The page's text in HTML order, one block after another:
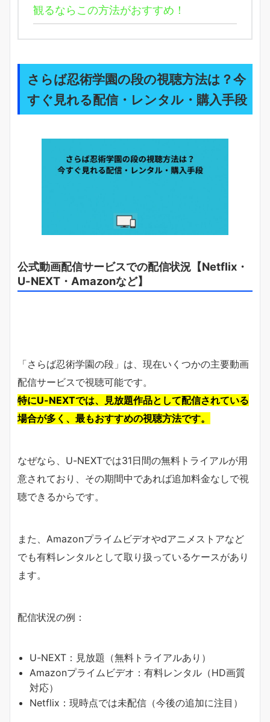
観るならこの方法がおすすめ！
さらば忍術学園の段の視聴方法は？今
すぐ見れる配信・レンタル・購入手段
公式動画配信サービスでの配信状況【Netflix・
U-NEXT・Amazonなど】
「さらば忍術学園の段」は、現在いくつかの主要動画
配信サービスで視聴可能です。
特にU-NEXTでは、見放題作品として配信されている
場合が多く、最もおすすめの視聴方法です。
なぜなら、U-NEXTでは31日間の無料トライアルが用
意されており、その期間中であれば追加料金なしで視
聴できるからです。
また、Amazonプライムビデオやdアニメストアなど
でも有料レンタルとして取り扱っているケースがあり
ます。
配信状況の例：
U-NEXT：見放題（無料トライアルあり）
Amazonプライムビデオ：有料レンタル（HD画質
対応）
Netflix：現時点では未配信（今後の追加に注目）